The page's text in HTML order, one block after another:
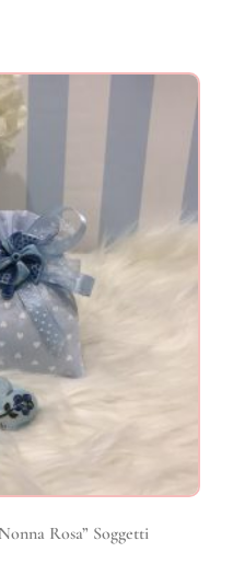
Rosa” Soggetti